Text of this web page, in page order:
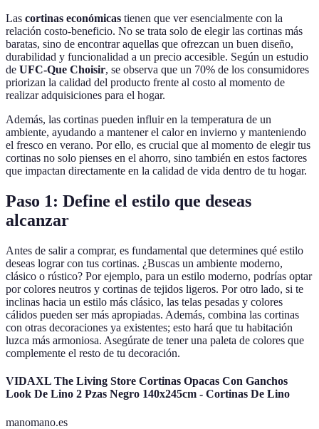
Las cortinas económicas tienen que ver esencialmente con la
relación costo-beneficio. No se trata solo de elegir las cortinas más
baratas, sino de encontrar aquellas que ofrezcan un buen diseño,
durabilidad y funcionalidad a un precio accesible. Según un estudio
de UFC-Que Choisir, se observa que un 70% de los consumidores
priorizan la calidad del producto frente al costo al momento de
realizar adquisiciones para el hogar.
Además, las cortinas pueden influir en la temperatura de un
ambiente, ayudando a mantener el calor en invierno y manteniendo
el fresco en verano. Por ello, es crucial que al momento de elegir tus
cortinas no solo pienses en el ahorro, sino también en estos factores
que impactan directamente en la calidad de vida dentro de tu hogar.
Paso 1: Define el estilo que deseas
alcanzar
Antes de salir a comprar, es fundamental que determines qué estilo
deseas lograr con tus cortinas. ¿Buscas un ambiente moderno,
clásico o rústico? Por ejemplo, para un estilo moderno, podrías optar
por colores neutros y cortinas de tejidos ligeros. Por otro lado, si te
inclinas hacia un estilo más clásico, las telas pesadas y colores
cálidos pueden ser más apropiadas. Además, combina las cortinas
con otras decoraciones ya existentes; esto hará que tu habitación
luzca más armoniosa. Asegúrate de tener una paleta de colores que
complemente el resto de tu decoración.
VIDAXL The Living Store Cortinas Opacas Con Ganchos
Look De Lino 2 Pzas Negro 140x245cm - Cortinas De Lino
manomano.es